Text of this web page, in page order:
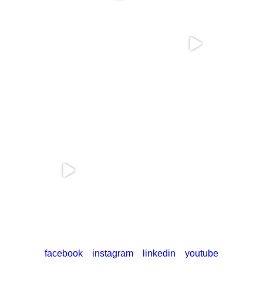
facebook instagram linkedin youtube